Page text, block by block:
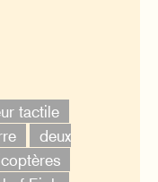
tactile
deux